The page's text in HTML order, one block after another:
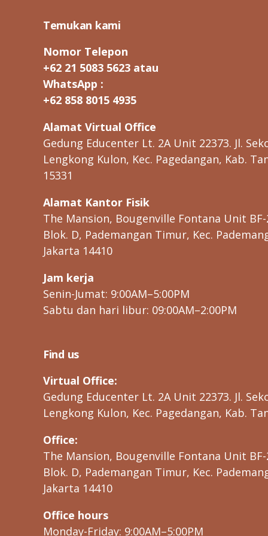
Temukan kami
Nomor Telepon
+62 21 5083 5623 atau
WhatsApp :
+62 858 8015 4935
Alamat Virtual Office
Gedung Educenter Lt. 2A Unit 22373. Jl.
Lengkong Kulon, Kec. Pagedangan, Kab.
15331
Alamat Kantor Fisik
The Mansion, Bougenville Fontana Unit BF-
Blok. D, Pademangan Timur, Kec.
Jakarta 14410
Jam kerja
Senin-Jumat: 9:00AM–5:00PM
Sabtu dan hari libur: 09:00AM–2:00PM
Find us
Virtual Office:
Gedung Educenter Lt. 2A Unit 22373. Jl.
Lengkong Kulon, Kec. Pagedangan, Kab.
Office:
The Mansion, Bougenville Fontana Unit BF-
Blok. D, Pademangan Timur, Kec.
Jakarta 14410
Office hours
Monday-Friday: 9:00AM–5:00PM